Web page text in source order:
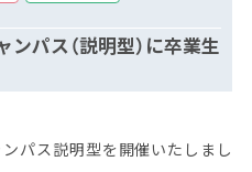
パス（説明型）に卒業生
パス説明型を開催いたしまし